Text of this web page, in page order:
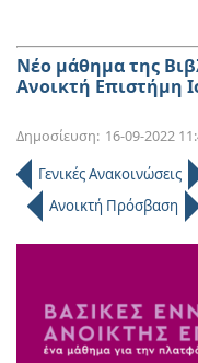
Νέο μάθημα της
Ανοικτή Επιστήμη
Δημοσίευση: 16-09-2022
Γενικές Ανακοινώσεις
Ανοικτή Πρόσβαση